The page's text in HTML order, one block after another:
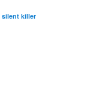
silent killer